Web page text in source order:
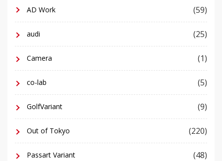
AD Work (59)
audi (25)
Camera (1)
co-lab (5)
GolfVariant (9)
Out of Tokyo (220)
Passart Variant (48)